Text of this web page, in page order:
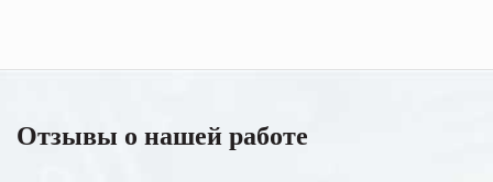
Отзывы о нашей работе